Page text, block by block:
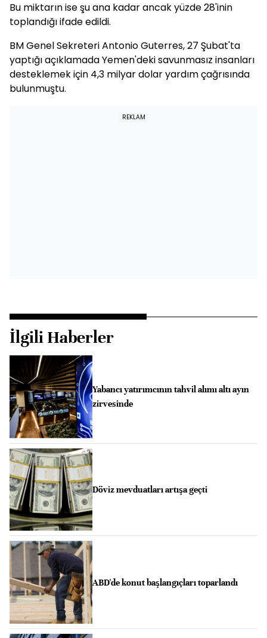
Bu miktarın ise şu ana kadar ancak yüzde 28'inin
toplandığı ifade edildi.
BM Genel Sekreteri Antonio Guterres, 27 Şubat'ta
yaptığı açıklamada Yemen'deki savunmasız insanları
desteklemek için 4,3 milyar dolar yardım çağrısında
bulunmuştu.
REKLAM
İlgili Haberler
Yabancı yatırımcının tahvil alımı altı ayın
zirvesinde
Döviz mevduatları artışa geçti
ABD'de konut başlangıçları toparlandı